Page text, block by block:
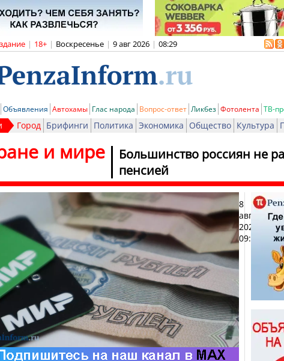
| 18+ | Воскресенье | 9 авг 2026 | 08:29
Объявления Автохамы Глас народа Вопрос-ответ Ликбез Фотолента ТВ-
Город Брифинги Политика Экономика Общество Культура
Большинство россиян не
пенсией
и мире
8
августа
2025,
09:17